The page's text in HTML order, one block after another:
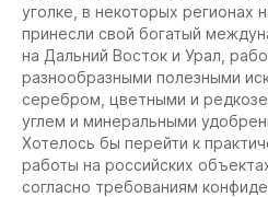
уголке, в некоторых
принесли свой богатый
на Дальний Восток и Урал,
разнообразными полезными
серебром, цветными и
углем и минеральными
Хотелось бы перейти к
работы на российских
согласно требованиям